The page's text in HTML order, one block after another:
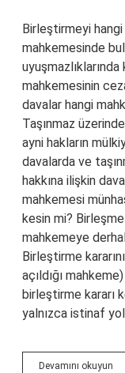
Birleştirmeyi
mahkemesinde
mahkemesinin
davalar hangi
Taşınmaz
ayni hakların
davalarda ve
hakkına ilişkin
mahkemesi
kesin mi? Birleşme
mahkemeye
Birleştirme
açıldığı
birleştirme kararı
yalnızca istinaf
Devamını okuyun